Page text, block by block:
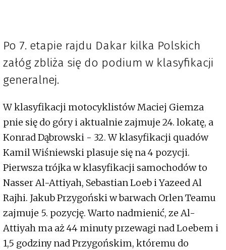
Po 7. etapie rajdu Dakar kilka Polskich
załóg zbliża się do podium w klasyfikacji
generalnej.
W klasyfikacji motocyklistów Maciej Giemza
pnie się do góry i aktualnie zajmuje 24. lokatę, a
Konrad Dąbrowski - 32. W klasyfikacji quadów
Kamil Wiśniewski plasuje się na 4 pozycji.
Pierwsza trójka w klasyfikacji samochodów to
Nasser Al-Attiyah, Sebastian Loeb i Yazeed Al
Rajhi. Jakub Przygoński w barwach Orlen Teamu
zajmuje 5. pozycję. Warto nadmienić, ze Al-
Attiyah ma aż 44 minuty przewagi nad Loebem i
1,5 godziny nad Przygońskim, któremu do